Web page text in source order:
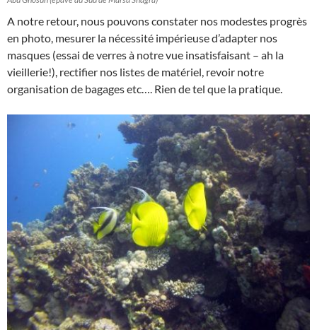
A notre retour, nous pouvons constater nos modestes progrès
en photo, mesurer la nécessité impérieuse d’adapter nos
masques (essai de verres à notre vue insatisfaisant – ah la
vieillerie!), rectifier nos listes de matériel, revoir notre
organisation de bagages etc…. Rien de tel que la pratique.